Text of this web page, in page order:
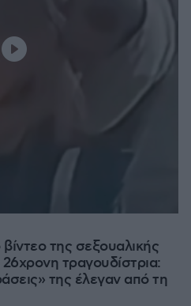
της σεξουαλικής
τραγουδίστρια:
της έλεγαν από τη